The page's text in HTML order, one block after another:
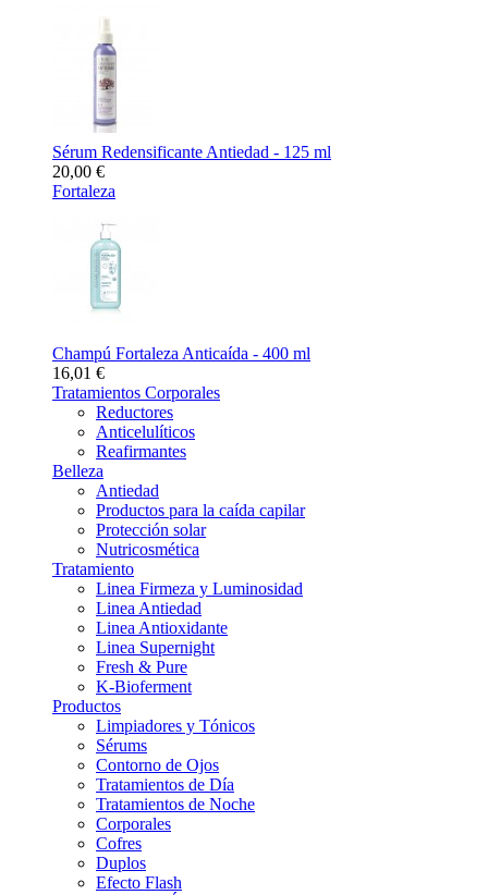
Sérum Redensificante Antiedad - 125 ml
20,00 €
Fortaleza
Champú Fortaleza Anticaída - 400 ml
16,01 €
Tratamientos Corporales
Reductores
Anticelulíticos
Reafirmantes
Belleza
Antiedad
Productos para la caída capilar
Protección solar
Nutricosmética
Tratamiento
Linea Firmeza y Luminosidad
Linea Antiedad
Linea Antioxidante
Linea Supernight
Fresh & Pure
K-Bioferment
Productos
Limpiadores y Tónicos
Sérums
Contorno de Ojos
Tratamientos de Día
Tratamientos de Noche
Corporales
Cofres
Duplos
Efecto Flash